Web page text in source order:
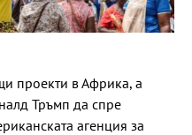
проекти в Африка, а
Тръмп да спре
агенция за